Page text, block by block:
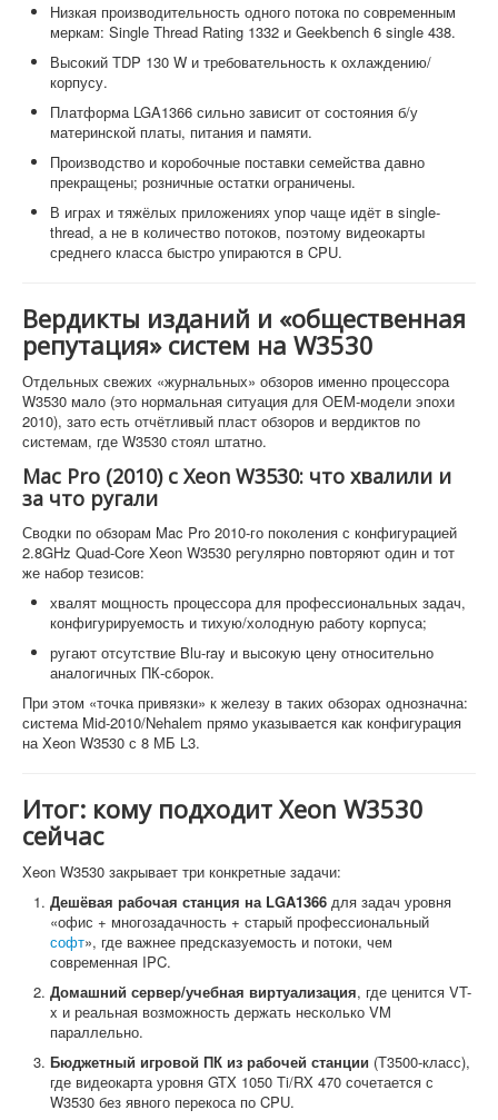
Низкая производительность одного потока по современным
меркам: Single Thread Rating 1332 и Geekbench 6 single 438.
Высокий TDP 130 W и требовательность к охлаждению/
корпусу.
Платформа LGA1366 сильно зависит от состояния б/у
материнской платы, питания и памяти.
Производство и коробочные поставки семейства давно
прекращены; розничные остатки ограничены.
В играх и тяжёлых приложениях упор чаще идёт в single-
thread, а не в количество потоков, поэтому видеокарты
среднего класса быстро упираются в CPU.
Вердикты изданий и «общественная
репутация» систем на W3530
Отдельных свежих «журнальных» обзоров именно процессора
W3530 мало (это нормальная ситуация для OEM-модели эпохи
2010), зато есть отчётливый пласт обзоров и вердиктов по
системам, где W3530 стоял штатно.
Mac Pro (2010) с Xeon W3530: что хвалили и
за что ругали
Сводки по обзорам Mac Pro 2010-го поколения с конфигурацией
2.8GHz Quad-Core Xeon W3530 регулярно повторяют один и тот
же набор тезисов:
хвалят мощность процессора для профессиональных задач,
конфигурируемость и тихую/холодную работу корпуса;
ругают отсутствие Blu-ray и высокую цену относительно
аналогичных ПК-сборок.
При этом «точка привязки» к железу в таких обзорах однозначна:
система Mid-2010/Nehalem прямо указывается как конфигурация
на Xeon W3530 с 8 МБ L3.
Итог: кому подходит Xeon W3530
сейчас
Xeon W3530 закрывает три конкретные задачи:
Дешёвая рабочая станция на LGA1366 для задач уровня
«офис + многозадачность + старый профессиональный
софт», где важнее предсказуемость и потоки, чем
современная IPC.
Домашний сервер/учебная виртуализация, где ценится VT-
x и реальная возможность держать несколько VM
параллельно.
Бюджетный игровой ПК из рабочей станции (T3500-класс),
где видеокарта уровня GTX 1050 Ti/RX 470 сочетается с
W3530 без явного перекоса по CPU.